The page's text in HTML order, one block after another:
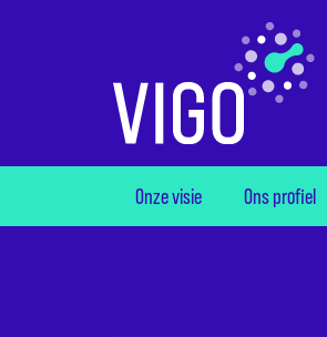
Onze visie Ons profiel